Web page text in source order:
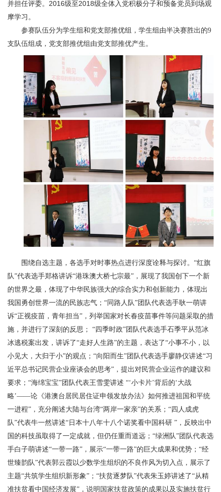
并担任评委。2016级至2018级全体入党积极分子和预备党员到场观
摩学习。
参赛队伍分为学生组和党支部推优组，学生组由半决赛胜出的9
支队伍组成，党支部推优组由党支部推优产生。
围绕自选主题，各选手对时事热点进行深度诠释与探讨。“红旗
队”代表选手郑格讲诉“港珠澳大桥七宗最”，展现了我国创下一个新
的世界之最，体现了中华民族强大的综合实力和创新能力，体现出
我国勇创世界一流的民族志气；“同路人队”团队代表选手耿一萌讲
诉“正视疫苗，青年担当”，列举国家对长春疫苗事件等问题采取的措
施，并进行了深刻的反思； “四季时政”团队代表选手石季平从范冰
冰逃税案出发，讲诉了“走好人生路”的主题，表达了“小事不小，以
小见大，大归于小”的观点；“向阳而生”团队代表选手廖静仪讲述“习
近平总书记民营企业座谈会的思考”，提出对民营企业运作的建议和
要求；“海绵宝宝”团队代表王雪雯讲述 “‘小卡片’背后的‘大战
略’——论《港澳台居民居住证申领发放办法》如何推进祖国和平统
一进程”，充分阐述大陆与台湾“两岸一家亲”的关系；“四人成虎
队”代表牛一然讲述“日本十八年十八个诺奖看中国科研 ”，反映出中
国的科技虽取得了一定成就，但仍任重而道远；“绿洲队”团队代表选
手白子萌讲述“一带一路”，展示“一带一路”的巨大成果和优势；“经
世臻韵队”代表郭云霞以少数学生组织的不良作风为切入点，展示了
主题“共筑学生组织新形象”；“扶贫逐梦队”代表朱玉婷讲述了“从精
准扶贫看中国经济发展”，说明国家扶贫政策的成果以及实施扶贫行